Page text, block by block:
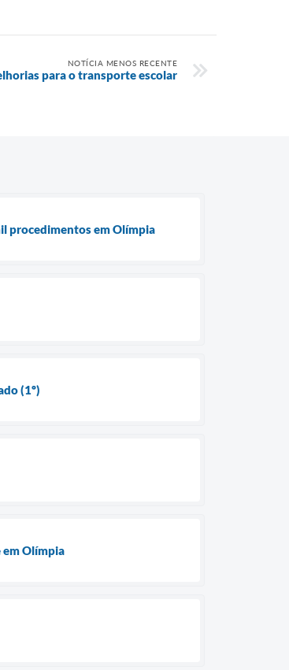
NOTÍCIA MENOS RECENTE
para o transporte escolar
procedimentos em Olímpia
(1º)
em Olímpia